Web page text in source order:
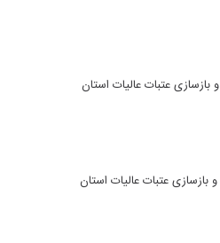
عتبات عالیات استان
عتبات عالیات استان